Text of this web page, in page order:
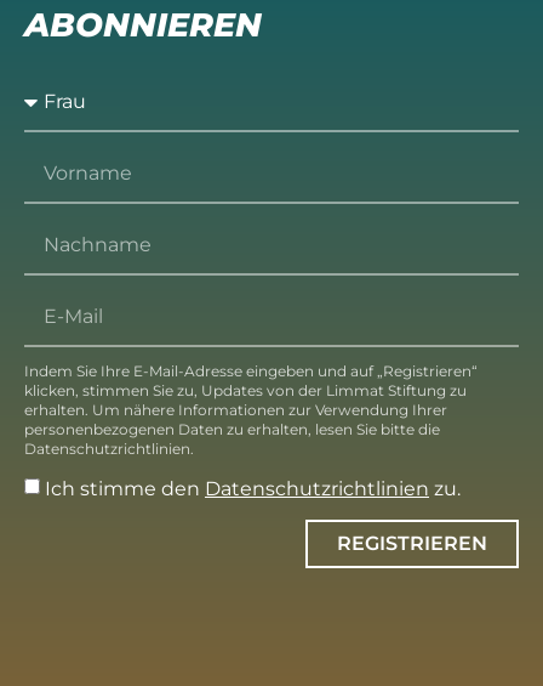
ABONNIEREN
Indem Sie Ihre E-Mail-Adresse eingeben und auf „Registrieren“
klicken, stimmen Sie zu, Updates von der Limmat Stiftung zu
erhalten. Um nähere Informationen zur Verwendung Ihrer
personenbezogenen Daten zu erhalten, lesen Sie bitte die
Datenschutzrichtlinien.
Ich stimme den Datenschutzrichtlinien zu.
REGISTRIEREN